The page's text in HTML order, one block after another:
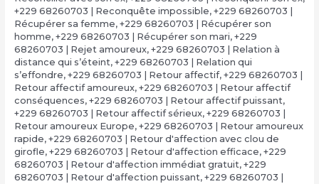
+229 68260703 | Reconquête impossible, +229 68260703 |
Récupérer sa femme, +229 68260703 | Récupérer son
homme, +229 68260703 | Récupérer son mari, +229
68260703 | Rejet amoureux, +229 68260703 | Relation à
distance qui s’éteint, +229 68260703 | Relation qui
s’effondre, +229 68260703 | Retour affectif, +229 68260703 |
Retour affectif amoureux, +229 68260703 | Retour affectif
conséquences, +229 68260703 | Retour affectif puissant,
+229 68260703 | Retour affectif sérieux, +229 68260703 |
Retour amoureux Europe, +229 68260703 | Retour amoureux
rapide, +229 68260703 | Retour d'affection avec clou de
girofle, +229 68260703 | Retour d'affection efficace, +229
68260703 | Retour d'affection immédiat gratuit, +229
68260703 | Retour d'affection puissant, +229 68260703 |